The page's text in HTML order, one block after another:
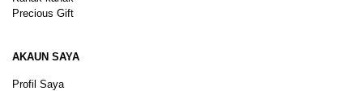
Precious Gift
AKAUN SAYA
Profil Saya